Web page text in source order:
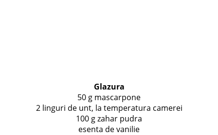
Glazura
50 g mascarpone
2 linguri de unt, la temperatura camerei
100 g zahar pudra
esenta de vanilie